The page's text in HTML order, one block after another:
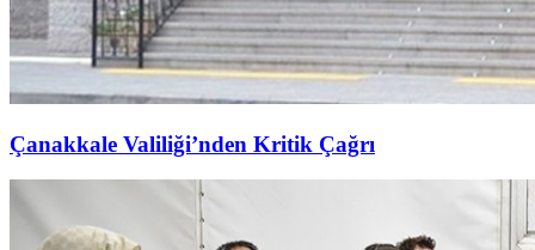
Çanakkale Valiliği’nden Kritik Çağrı